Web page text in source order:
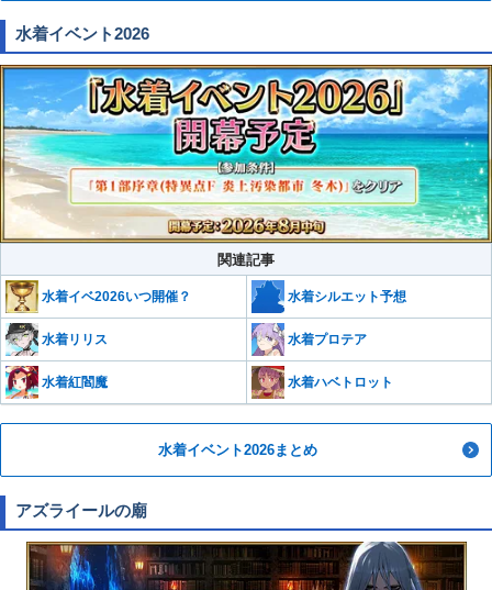
水着イベント2026
関連記事
水着イベ2026いつ開催？ 水着シルエット予想
水着リリス 水着プロテア
水着紅閻魔 水着ハベトロット
水着イベント2026まとめ
アズライールの廟